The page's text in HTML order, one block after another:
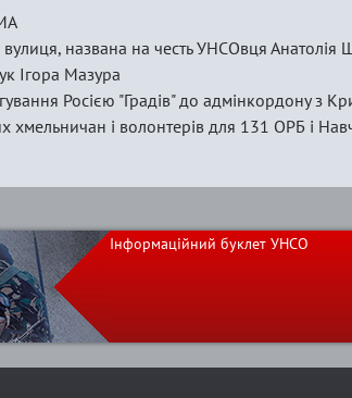
названа на честь УНСОвця Анатолія
Ігора Мазура
Росією "Градів" до адмінкордону з
хмельничан і волонтерів для 131 ОРБ і
Інформаційний буклет УНСО